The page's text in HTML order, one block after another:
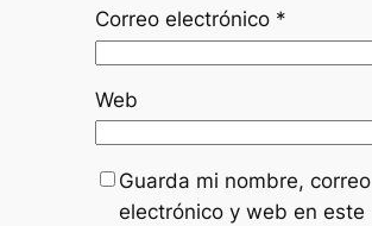
Correo electrónico *
Web
Guarda mi nombre, correo
electrónico y web en este